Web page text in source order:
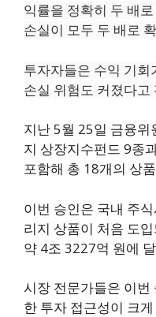
익률을 정확히 두 배
손실이 모두 두 배로
투자자들은 수익 기
손실 위험도 커졌다
지난 5월 25일 금융위
지 상장지수펀드 9종
포함해 총 18개의 상
이번 승인은 국내 주
리지 상품이 처음 도
약 4조 3227억 원에
시장 전문가들은 이번
한 투자 접근성이 크